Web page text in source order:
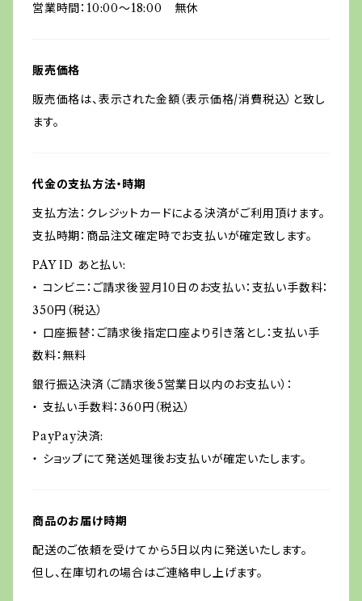
営業時間：10:00〜18:00 無休
販売価格
販売価格は、表示された金額（表示価格/消費税込）と致し
ます。
代金の支払方法・時期
支払方法：クレジットカードによる決済がご利用頂けます。
支払時期：商品注文確定時でお支払いが確定致します。
PAY ID あと払い:
・ コンビニ：ご請求後翌月10日のお支払い：支払い手数料：
350円（税込）
・ 口座振替：ご請求後指定口座より引き落とし：支払い手
数料：無料
銀行振込決済（ご請求後5営業日以内のお支払い）：
・ 支払い手数料：360円（税込）
PayPay決済:
・ ショップにて発送処理後お支払いが確定いたします。
商品のお届け時期
配送のご依頼を受けてから5日以内に発送いたします。
但し、在庫切れの場合はご連絡申し上げます。